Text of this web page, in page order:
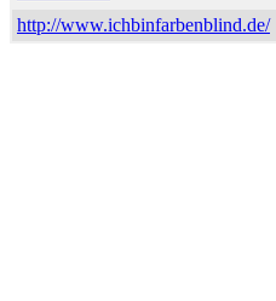
http://www.ichbinfarbenblind.de/